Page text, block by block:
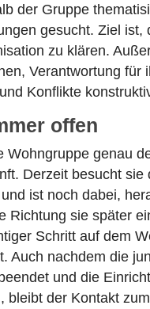
der Gruppe
gesucht. Ziel ist,
zu klären.
Verantwortung für
Konflikte
offen
Wohngruppe genau
Derzeit besucht sie
ist noch dabei,
Richtung sie später
Schritt auf dem
Auch nachdem die
und die
bleibt der Kontakt